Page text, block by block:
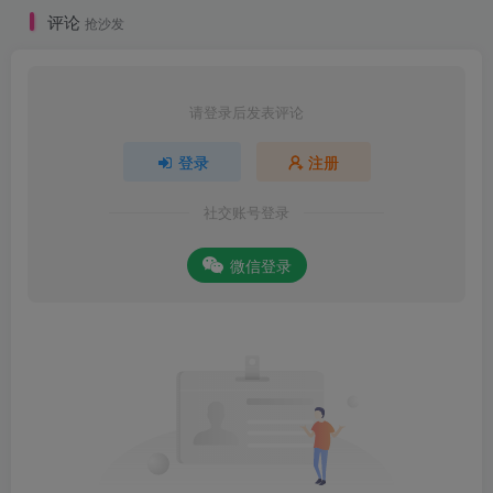
评论 抢沙发
请登录后发表评论
登录 注册
社交账号登录
微信登录